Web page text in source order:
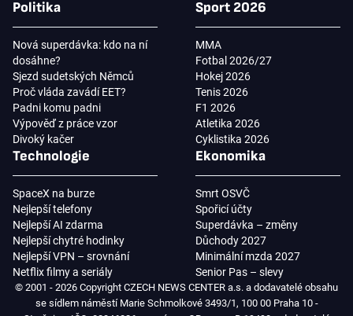
Politika
Nová superdávka: kdo na ní
dosáhne?
Sjezd sudetských Němců
Proč vláda zavádí EET?
Padni komu padni
Výpověď z práce vzor
Divoký kačer
Sport 2026
MMA
Fotbal 2026/27
Hokej 2026
Tenis 2026
F1 2026
Atletika 2026
Cyklistika 2026
Technologie
SpaceX na burze
Nejlepší telefony
Nejlepší AI zdarma
Nejlepší chytré hodinky
Nejlepší VPN – srovnání
Netflix filmy a seriály
Ekonomika
Smrt OSVČ
Spořicí účty
Superdávka – změny
Důchody 2027
Minimální mzda 2027
Senior Pas – slevy
© 2001 - 2026 Copyright CZECH NEWS CENTER a.s. a dodavatelé obsahu
se sídlem náměstí Marie Schmolkové 3493/1, 100 00 Praha 10 -